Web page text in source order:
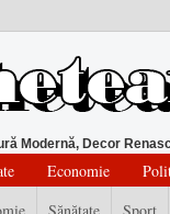
Modernă, Decor
Economie